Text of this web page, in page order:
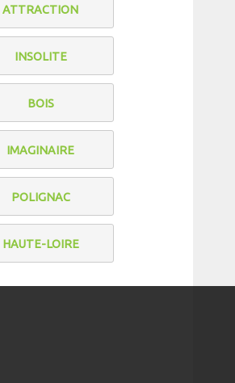
ATTRACTION
INSOLITE
BOIS
IMAGINAIRE
POLIGNAC
HAUTE-LOIRE